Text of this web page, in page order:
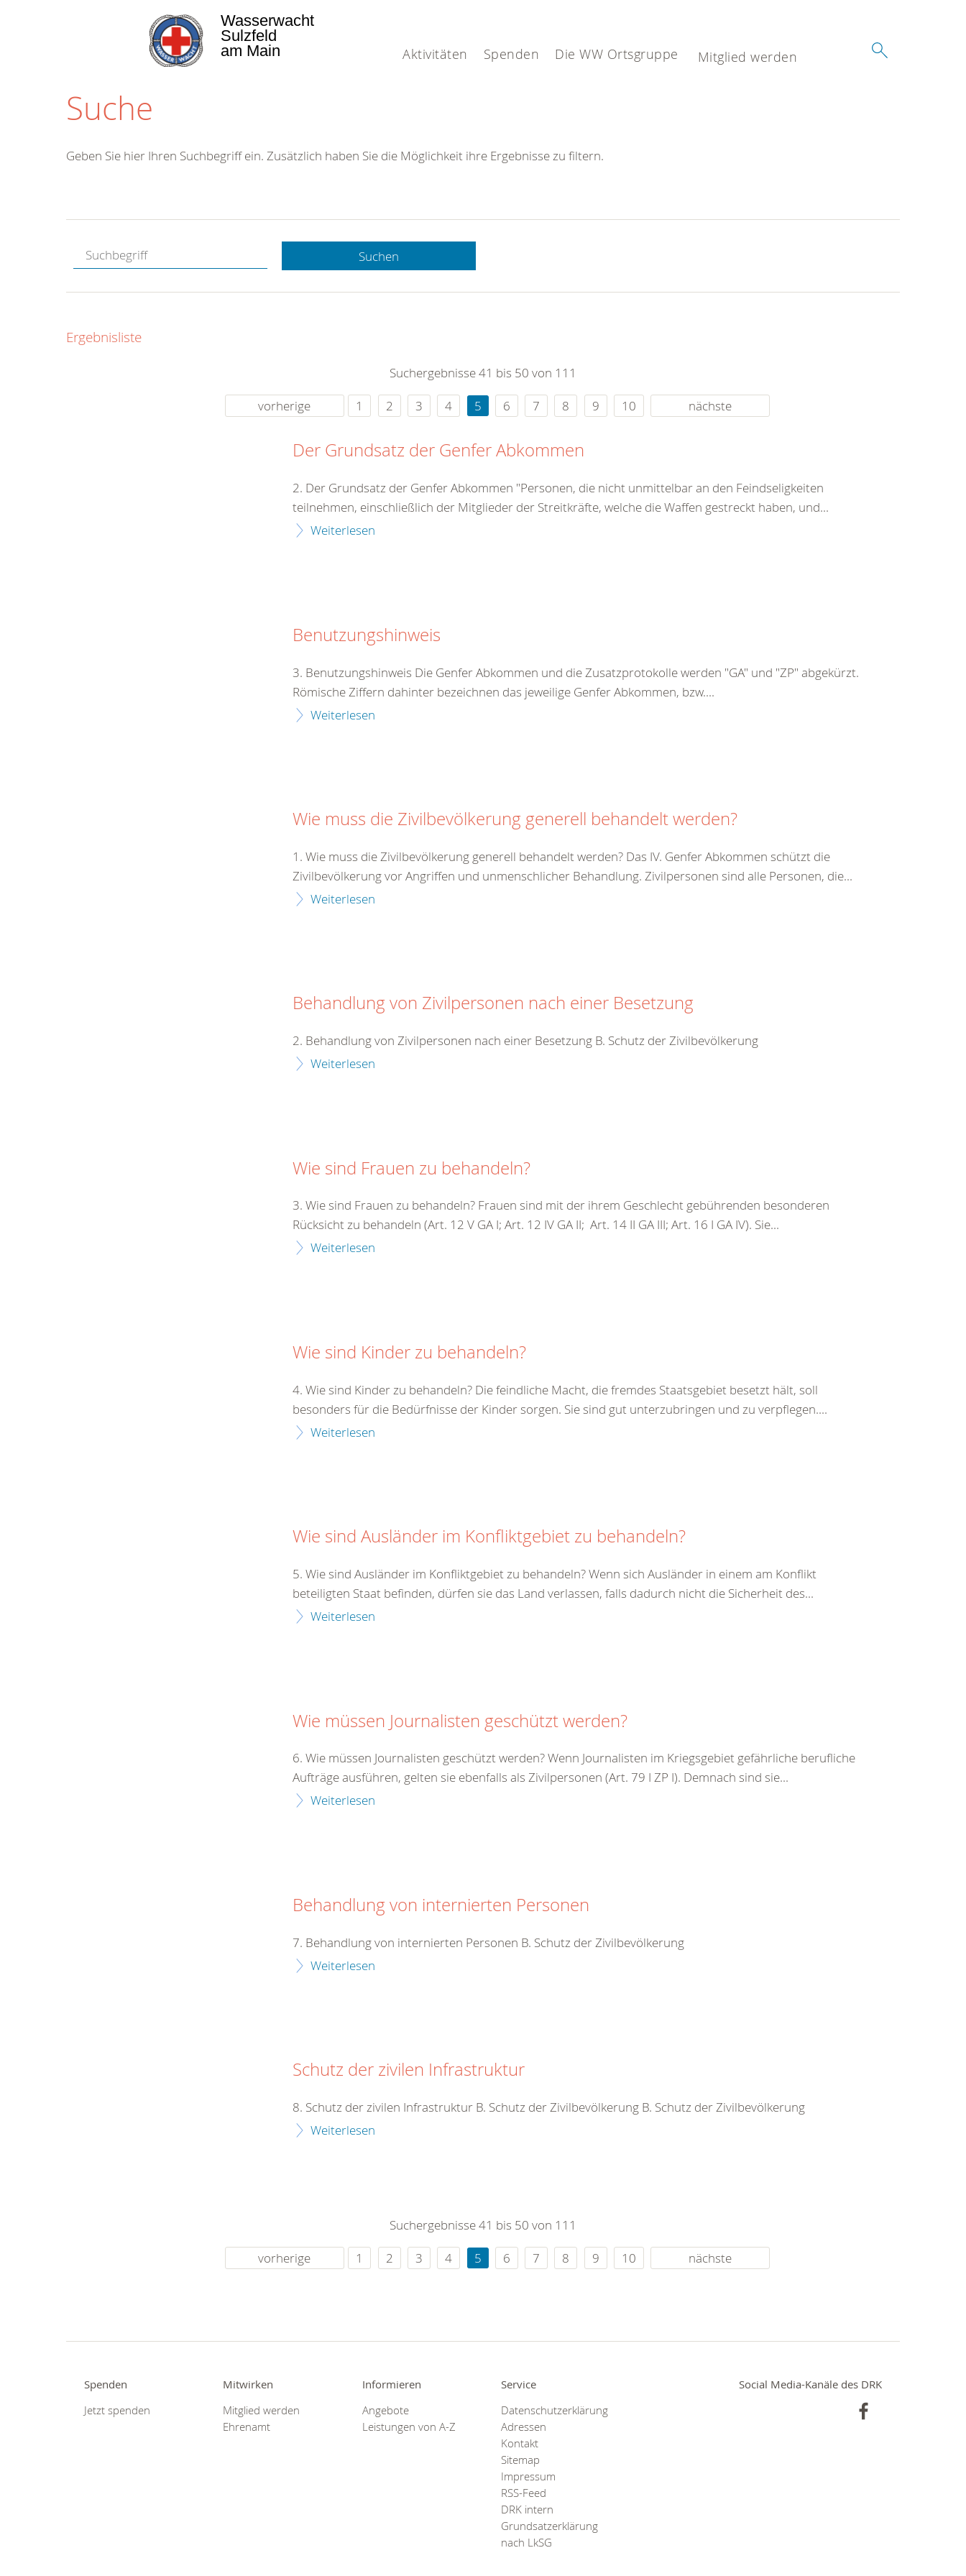
Aktivitäten Spenden Die WW Ortsgruppe Mitglied werden
Wasserwacht
Sulzfeld
am Main
Suche
Hotline.
gerne.
rund um die Uhr
Geben Sie hier Ihren Suchbegriff ein. Zusätzlich haben Sie die Möglichkeit ihre Ergebnisse zu filtern.
Suchen
Ergebnisliste
Suchergebnisse 41 bis 50 von 111
vorherige
1 2 3 4 5 6 7 8 9 10 nächste
Der Grundsatz der Genfer Abkommen
2. Der Grundsatz der Genfer Abkommen "Personen, die nicht unmittelbar an den Feindseligkeiten
teilnehmen, einschließlich der Mitglieder der Streitkräfte, welche die Waffen gestreckt haben, und...
Weiterlesen
Benutzungshinweis
3. Benutzungshinweis Die Genfer Abkommen und die Zusatzprotokolle werden "GA" und "ZP" abgekürzt.
Römische Ziffern dahinter bezeichnen das jeweilige Genfer Abkommen, bzw....
Weiterlesen
Wie muss die Zivilbevölkerung generell behandelt werden?
1. Wie muss die Zivilbevölkerung generell behandelt werden? Das IV. Genfer Abkommen schützt die
Zivilbevölkerung vor Angriffen und unmenschlicher Behandlung. Zivilpersonen sind alle Personen, die...
Weiterlesen
Behandlung von Zivilpersonen nach einer Besetzung
2. Behandlung von Zivilpersonen nach einer Besetzung B. Schutz der Zivilbevölkerung
Weiterlesen
Wie sind Frauen zu behandeln?
3. Wie sind Frauen zu behandeln? Frauen sind mit der ihrem Geschlecht gebührenden besonderen
Rücksicht zu behandeln (Art. 12 V GA I; Art. 12 IV GA II; Art. 14 II GA III; Art. 16 I GA IV). Sie...
Weiterlesen
Wie sind Kinder zu behandeln?
4. Wie sind Kinder zu behandeln? Die feindliche Macht, die fremdes Staatsgebiet besetzt hält, soll
besonders für die Bedürfnisse der Kinder sorgen. Sie sind gut unterzubringen und zu verpflegen....
Weiterlesen
Wie sind Ausländer im Konfliktgebiet zu behandeln?
5. Wie sind Ausländer im Konfliktgebiet zu behandeln? Wenn sich Ausländer in einem am Konflikt
beteiligten Staat befinden, dürfen sie das Land verlassen, falls dadurch nicht die Sicherheit des...
Weiterlesen
Wie müssen Journalisten geschützt werden?
6. Wie müssen Journalisten geschützt werden? Wenn Journalisten im Kriegsgebiet gefährliche berufliche
Aufträge ausführen, gelten sie ebenfalls als Zivilpersonen (Art. 79 I ZP I). Demnach sind sie...
Weiterlesen
Behandlung von internierten Personen
7. Behandlung von internierten Personen B. Schutz der Zivilbevölkerung
Weiterlesen
Schutz der zivilen Infrastruktur
8. Schutz der zivilen Infrastruktur B. Schutz der Zivilbevölkerung B. Schutz der Zivilbevölkerung
Weiterlesen
Suchergebnisse 41 bis 50 von 111
vorherige
1 2 3 4 5 6 7 8 9 10 nächste
Spenden
Jetzt spenden
Mitwirken
Mitglied werden
Ehrenamt
Informieren
Angebote
Leistungen von A-Z
Service
Datenschutzerklärung
Adressen
Kontakt
Sitemap
Impressum
RSS-Feed
DRK intern
Grundsatzerklärung
nach LkSG
Social Media-Kanäle des DRK